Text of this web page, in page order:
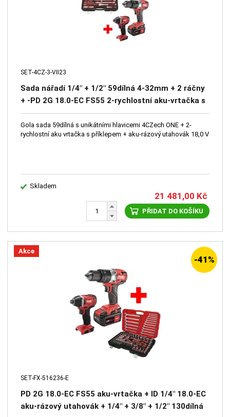
SET-4CZ-3-VII23
Sada nářadí 1/4" + 1/2" 59dílná 4-32mm + 2 ráčny
+ -PD 2G 18.0-EC FS55 2-rychlostní aku-vrtačka s
příklepem + ID 1/4" 18.0-EC aku-rázový utahovák
Gola sada 59dílná s unikátními hlavicemi 4CZech ONE + 2-
rychlostní aku vrtačka s příklepem + aku-rázový utahovák 18,0 V
Skladem
21 481,00 Kč
PŘIDAT DO KOŠÍKU
Akce
-41%
SET-FX-516236-E
PD 2G 18.0-EC FS55 aku-vrtačka + ID 1/4" 18.0-EC
aku-rázový utahovák + 1/4" + 3/8" + 1/2" 130dílná